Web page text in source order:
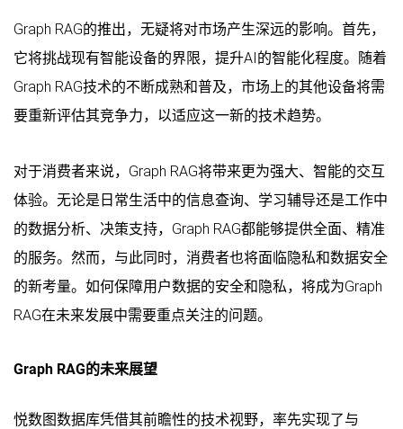
Graph RAG的推出，无疑将对市场产生深远的影响。首先，
它将挑战现有智能设备的界限，提升AI的智能化程度。随着
Graph RAG技术的不断成熟和普及，市场上的其他设备将需
要重新评估其竞争力，以适应这一新的技术趋势。
对于消费者来说，Graph RAG将带来更为强大、智能的交互
体验。无论是日常生活中的信息查询、学习辅导还是工作中
的数据分析、决策支持，Graph RAG都能够提供全面、精准
的服务。然而，与此同时，消费者也将面临隐私和数据安全
的新考量。如何保障用户数据的安全和隐私，将成为Graph
RAG在未来发展中需要重点关注的问题。
Graph RAG的未来展望
悦数图数据库凭借其前瞻性的技术视野，率先实现了与